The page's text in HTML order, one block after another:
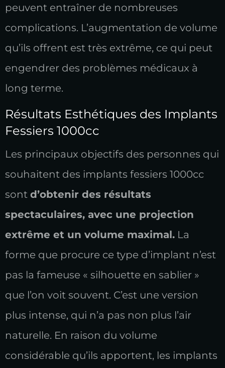
peuvent entraîner de nombreuses
complications. L’augmentation de volume
qu’ils offrent est très extrême, ce qui peut
engendrer des problèmes médicaux à
long terme.
Résultats Esthétiques des Implants
Fessiers 1000cc
Les principaux objectifs des personnes qui
souhaitent des implants fessiers 1000cc
sont d’obtenir des résultats
spectaculaires, avec une projection
extrême et un volume maximal. La
forme que procure ce type d’implant n’est
pas la fameuse « silhouette en sablier »
que l’on voit souvent. C’est une version
plus intense, qui n’a pas non plus l’air
naturelle. En raison du volume
considérable qu’ils apportent, les implants